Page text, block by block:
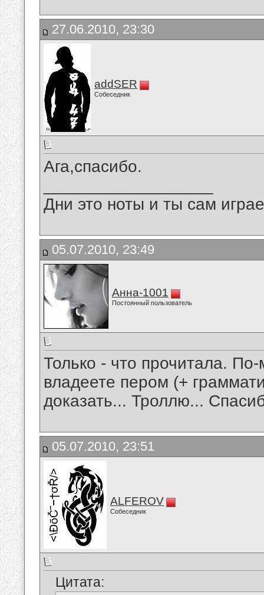
27.06.2010, 23:30
addSER
Собеседник
Ага,спасибо.
Дни это ноты и ты сам
05.07.2010, 23:49
Анна-1001
Постоянный пользователь
Только - что прочитала.
владеете пером (+
доказать... Троллю...
05.07.2010, 23:51
ALFEROV
Собеседник
Цитата: